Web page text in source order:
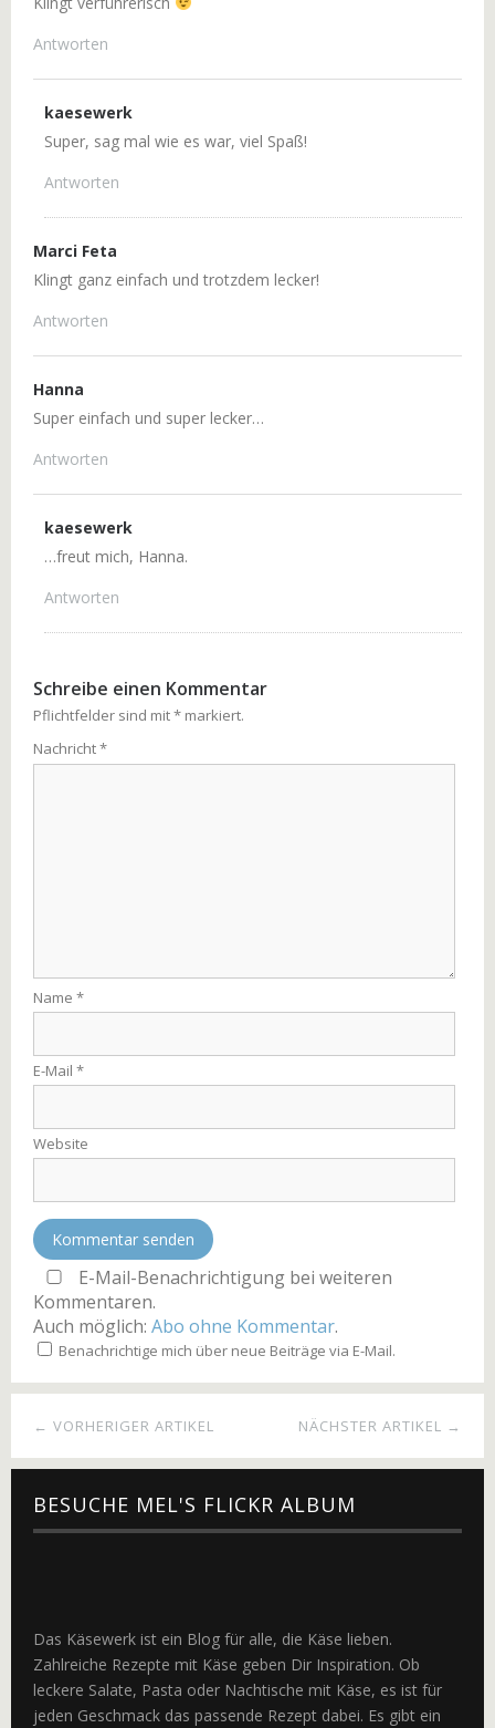
Antworten
kaesewerk
Super, sag mal wie es war, viel Spaß!
Antworten
Marci Feta
Klingt ganz einfach und trotzdem lecker!
Antworten
Hanna
Super einfach und super lecker…
Antworten
kaesewerk
…freut mich, Hanna.
Antworten
Schreibe einen Kommentar
Pflichtfelder sind mit* markiert.
Nachricht*
Name *
E-Mail *
Website
E-Mail-Benachrichtigung bei weiteren
Kommentaren.
Auch möglich: Abo ohne Kommentar.
Benachrichtige mich über neue Beiträge via E-Mail.
NÄCHSTER ARTIKEL →
← VORHERIGER ARTIKEL
BESUCHE MEL'S FLICKR ALBUM
Das Käsewerk ist ein Blog für alle, die Käse lieben.
Zahlreiche Rezepte mit Käse geben Dir Inspiration. Ob
leckere Salate, Pasta oder Nachtische mit Käse, es ist für
jeden Geschmack das passende Rezept dabei. Es gibt ein